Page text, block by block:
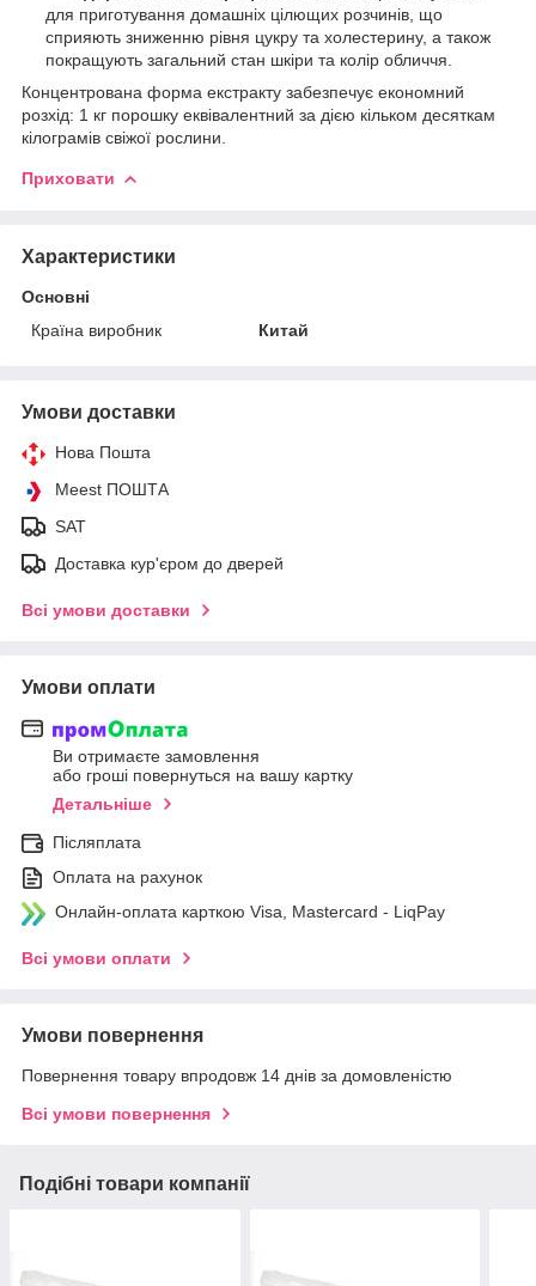
для приготування домашніх цілющих розчинів, що
сприяють зниженню рівня цукру та холестерину, а також
покращують загальний стан шкіри та колір обличчя.
Концентрована форма екстракту забезпечує економний
розхід: 1 кг порошку еквівалентний за дією кільком десяткам
кілограмів свіжої рослини.
Приховати
Характеристики
Основні
Країна виробник
Китай
Умови доставки
Нова Пошта
Meest ПОШТА
SAT
Доставка кур'єром до дверей
Всі умови доставки
Умови оплати
Ви отримаєте замовлення
або гроші повернуться на вашу картку
Детальніше
Післяплата
Оплата на рахунок
Онлайн-оплата карткою Visa, Mastercard - LiqPay
Всі умови оплати
Умови повернення
Повернення товару впродовж 14 днів за домовленістю
Всі умови повернення
Подібні товари компанії